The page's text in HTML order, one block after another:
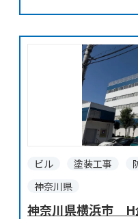
ビル 塗装工事
神奈川県
神奈川県横浜市